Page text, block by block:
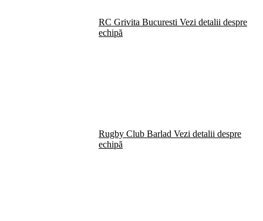
RC Grivita Bucuresti Vezi detalii despre
echipă
Rugby Club Barlad Vezi detalii despre
echipă